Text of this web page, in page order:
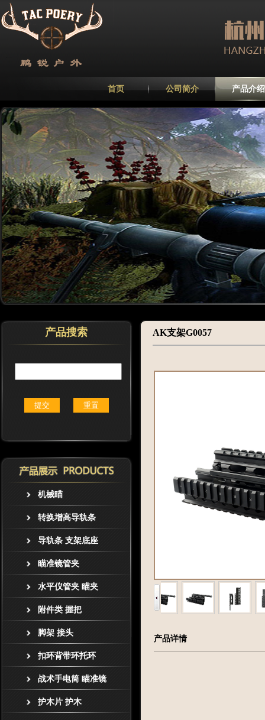
首页 公司简介 产品介绍
产品搜索
机械瞄
转换增高导轨条
导轨条 支架底座
瞄准镜管夹
水平仪管夹 瞄夹
附件类 握把
脚架 接头
扣环背带环托环
战术手电筒 瞄准镜
护木片 护木
AK支架G0057
产品详情